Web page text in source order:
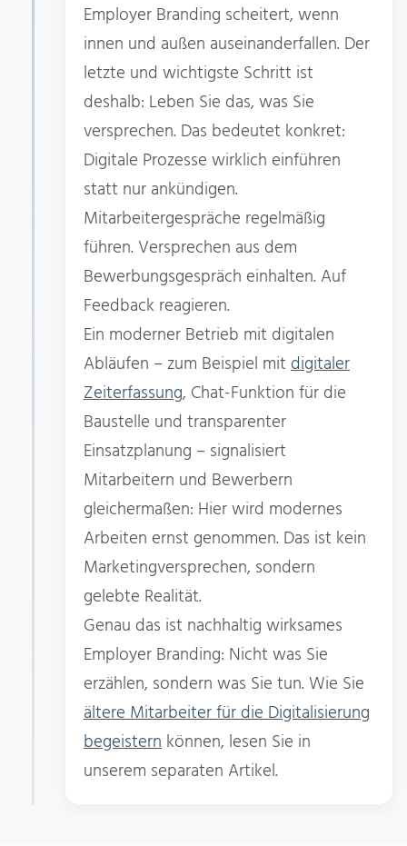
Employer Branding scheitert, wenn
innen und außen auseinanderfallen. Der
letzte und wichtigste Schritt ist
deshalb: Leben Sie das, was Sie
versprechen. Das bedeutet konkret:
Digitale Prozesse wirklich einführen
statt nur ankündigen.
Mitarbeitergespräche regelmäßig
führen. Versprechen aus dem
Bewerbungsgespräch einhalten. Auf
Feedback reagieren.
Ein moderner Betrieb mit digitalen
Abläufen – zum Beispiel mit digitaler
Zeiterfassung, Chat-Funktion für die
Baustelle und transparenter
Einsatzplanung – signalisiert
Mitarbeitern und Bewerbern
gleichermaßen: Hier wird modernes
Arbeiten ernst genommen. Das ist kein
Marketingversprechen, sondern
gelebte Realität.
Genau das ist nachhaltig wirksames
Employer Branding: Nicht was Sie
erzählen, sondern was Sie tun. Wie Sie
ältere Mitarbeiter für die Digitalisierung
begeistern können, lesen Sie in
unserem separaten Artikel.